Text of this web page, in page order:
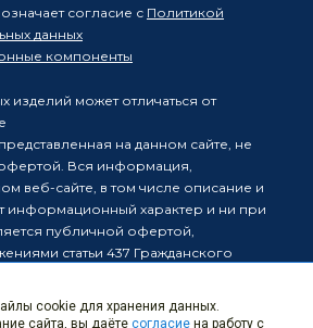
согласие с Политикой
данных
компоненты
изделий может отличаться от
на данном сайте, не
Вся информация,
веб-сайте, в том числе описание и
информационный характер и ни при
публичной офертой,
статьи 437 Гражданского
за собой право в одностороннем
в информацию, размещенную на
cookie для хранения данных.
сайта, вы даёте согласие на работу с